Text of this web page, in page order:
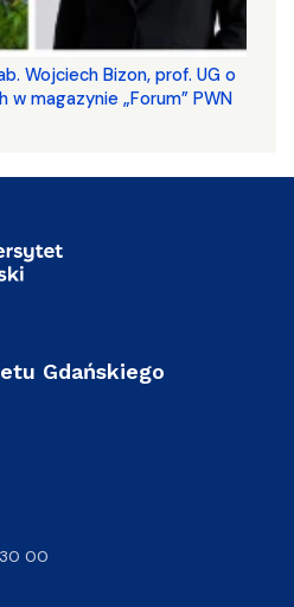
Wojciech Bizon, prof. UG o
magazynie „Forum” PWN
Gdańskiego
00